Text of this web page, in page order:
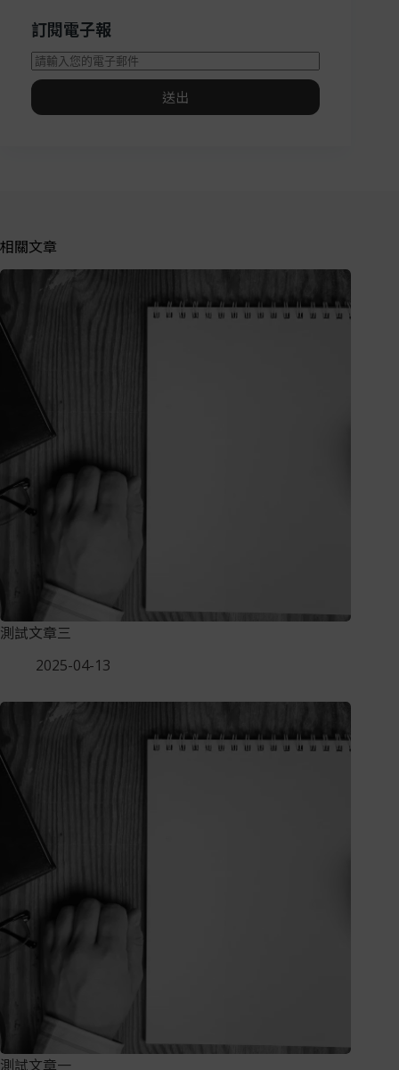
訂閱電子報
送出
相關文章
測試文章三
2025-04-13
測試文章一